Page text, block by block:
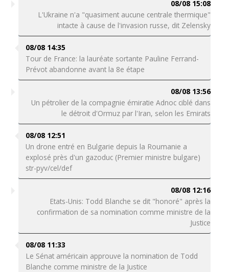
08/08 15:08
L'Ukraine n'a "quasiment aucune centrale thermique"
intacte à cause de l'invasion russe, dit Zelensky
08/08 14:35
Tour de France: la lauréate sortante Pauline Ferrand-
Prévot abandonne avant la 8e étape
08/08 13:56
Un pétrolier de la compagnie émiratie Adnoc ciblé dans
le détroit d'Ormuz par l'Iran, selon les Emirats
08/08 12:51
Un drone entré en Bulgarie depuis la Roumanie a
explosé près d'un gazoduc (Premier ministre bulgare)
str-pyv/cel/def
08/08 12:16
Etats-Unis: Todd Blanche se dit "honoré" après la
confirmation de sa nomination comme ministre de la
Justice
08/08 11:33
Le Sénat américain approuve la nomination de Todd
Blanche comme ministre de la Justice